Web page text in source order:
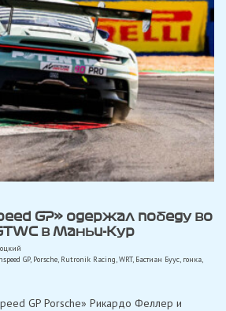
GP» одержал победу во
в Маньи-Кур
GP, Porsche, Rutronik Racing,WRT, Бастиан Буус, гонка
GP Porsche» Рикардо Феллер и